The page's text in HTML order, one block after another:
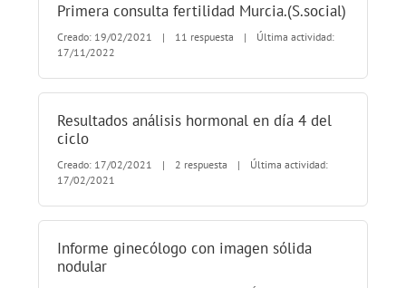
Primera consulta fertilidad Murcia.(S.social)
Creado: 19/02/2021 | 11 respuesta |
Última actividad:
17/11/2022
Resultados análisis hormonal en día 4 del
ciclo
Creado: 17/02/2021 | 2 respuesta |
Última actividad:
17/02/2021
Informe ginecólogo con imagen sólida
nodular